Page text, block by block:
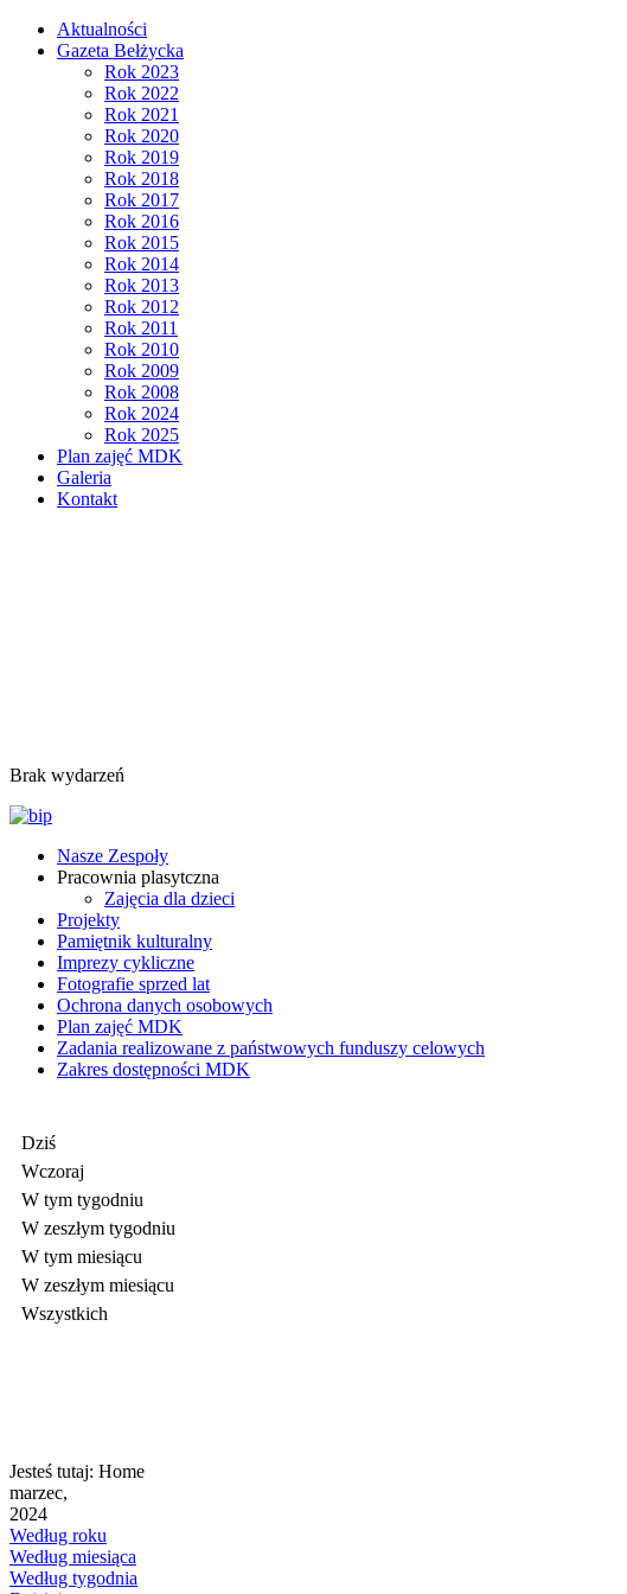
Aktualności
Gazeta Bełżycka
Rok 2023
Rok 2022
Rok 2021
Rok 2020
Rok 2019
Rok 2018
Rok 2017
Rok 2016
Rok 2015
Rok 2014
Rok 2013
Rok 2012
Rok 2011
Rok 2010
Rok 2009
Rok 2008
Rok 2024
Rok 2025
Plan zajęć MDK
Galeria
Kontakt
Brak wydarzeń
Nasze Zespoły
Pracownia plasytczna
Zajęcia dla dzieci
Projekty
Pamiętnik kulturalny
Imprezy cykliczne
Fotografie sprzed lat
Ochrona danych osobowych
Plan zajęć MDK
Zadania realizowane z państwowych funduszy celowych
Zakres dostępności MDK
Dziś
Wczoraj
W tym tygodniu
W zeszłym tygodniu
W tym miesiącu
W zeszłym miesiącu
Wszystkich
Jesteś tutaj: Home
marzec,
2024
Według roku
Według miesiąca
Według tygodnia